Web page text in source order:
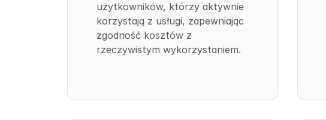
użytkowników, którzy aktywnie
korzystają z usługi, zapewniając
zgodność kosztów z
rzeczywistym wykorzystaniem.